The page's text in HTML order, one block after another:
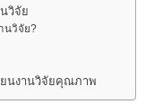
วิจัย
นวิจัย?
ยนงานวิจัยคุณภาพ